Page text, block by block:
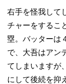
右手を怪我して
チャーをするこ
塁。バッターは
で、大吾はアン
てしまいますが
にして後続を抑